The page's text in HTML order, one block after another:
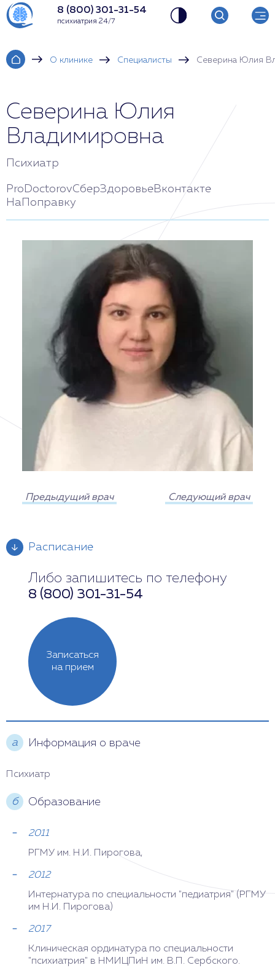
8 (800) 301-31-54
психиатрия 24/7
О клинике Специалисты Северина Юлия
Северина Юлия
Владимировна
Психиатр
ProDoctorovСберЗдоровьеВконтакте
НаПоправку
Следующий врач
Предыдущий врач
Расписание
Понедельник 13:00 - 20:00
Среда
Пятница
Воскресенье
Записаться
на прием
Либо запишитесь по телефону
8 (800) 301-31-54
а Информация о враче
Психиатр
б Образование
2011
РГМУ им. Н.И. Пирогова,
2012
Интернатура по специальности "педиатрия" (РГМУ
им Н.И. Пирогова)
2017
Клиническая ординатура по специальности
"психиатрия" в НМИЦПиН им. В.П. Сербского.